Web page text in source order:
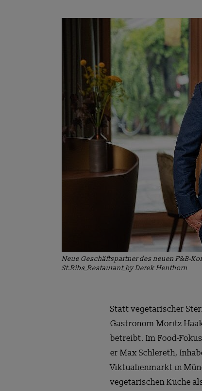
Neue Geschäftspartner des neuen F&B-
St.Ribs_Restaurant_by Derek Henthorn
Statt vegetarischer
Gastronom Moritz
betreibt. Im Food-
er Max Schlereth,
Viktualienmarkt in
vegetarischen Küche